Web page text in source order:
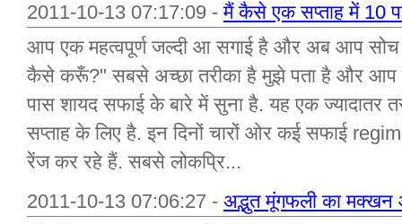
2011-10-13 07:17:09 -मैं कैसे एक सप्ताह में 10
आप एक महत्वपूर्ण जल्दी आ सगाई है और अब आप सोच
कैसे करूँ?" सबसे अच्छा तरीका है मुझे पता है और
पास शायद सफाई के बारे में सुना है. यह एक
सप्ताह के लिए है. इन दिनों चारों ओर कई सफाई
रेंज कर रहे हैं. सबसे लोकप्रि...
2011-10-13 07:06:27 - अद्भुत मूंगफली का मक्खन